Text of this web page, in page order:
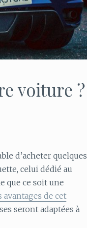
voiture ?
d’acheter quelques
celui dédié au
que ce soit une
avantages de cet
seront adaptées à